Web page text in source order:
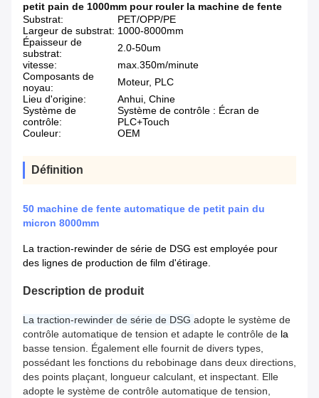
petit pain de 1000mm pour rouler la machine de fente
Substrat:
PET/OPP/PE
Largeur de substrat: 1000-8000mm
Épaisseur de
substrat:
2.0-50um
vitesse:
max.350m/minute
Composants de
noyau:
Moteur, PLC
Lieu d'origine:
Anhui, Chine
Système de
contrôle:
Système de contrôle : Écran de
PLC+Touch
Couleur:
OEM
Définition
50 machine de fente automatique de petit pain du
micron 8000mm
La traction-rewinder de série de DSG est employée pour
des lignes de production de film d'étirage.
Description de produit
La traction-rewinder de série de DSG adopte le système de
contrôle automatique de tension et adapte le contrôle de la
basse tension. Également elle fournit de divers types,
possédant les fonctions du rebobinage dans deux directions,
des points plaçant, longueur calculant, et inspectant. Elle
adopte le système de contrôle automatique de tension,